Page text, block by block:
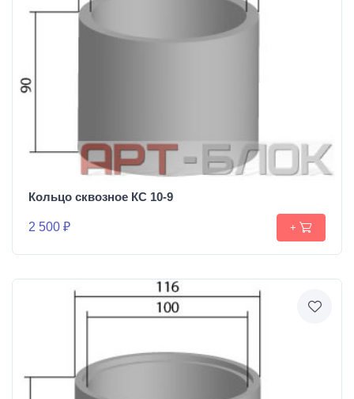
Кольцо сквозное КС 10-9
2 500 ₽ +